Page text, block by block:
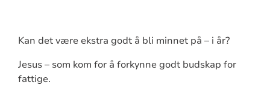
Kan det være ekstra godt å bli minnet på – i år?
Jesus – som kom for å forkynne godt budskap for
fattige.